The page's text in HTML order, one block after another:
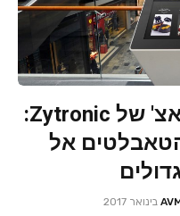
טכנולוגיית המולטי טאצ' של Zytronic:
אל